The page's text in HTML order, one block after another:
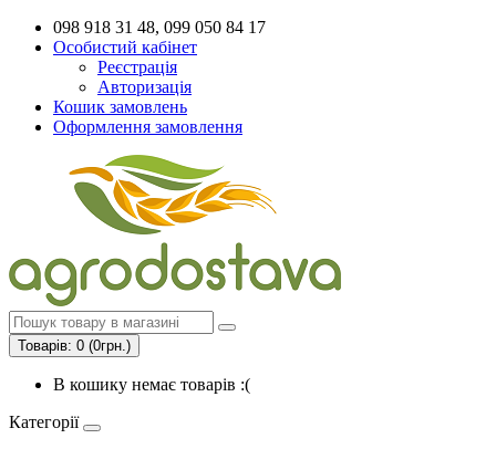
098 918 31 48, 099 050 84 17
Особистий кабінет
Реєстрація
Авторизація
Кошик замовлень
Оформлення замовлення
Товарів: 0 (0грн.)
В кошику немає товарів :(
Категорії